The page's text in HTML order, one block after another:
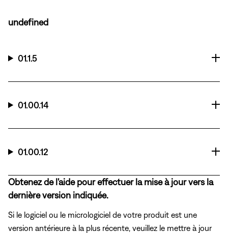
undefined
01.1.5
01.00.14
01.00.12
Obtenez de l'aide pour effectuer la mise à jour vers la
dernière version indiquée.
Si le logiciel ou le micrologiciel de votre produit est une
version antérieure à la plus récente, veuillez le mettre à jour